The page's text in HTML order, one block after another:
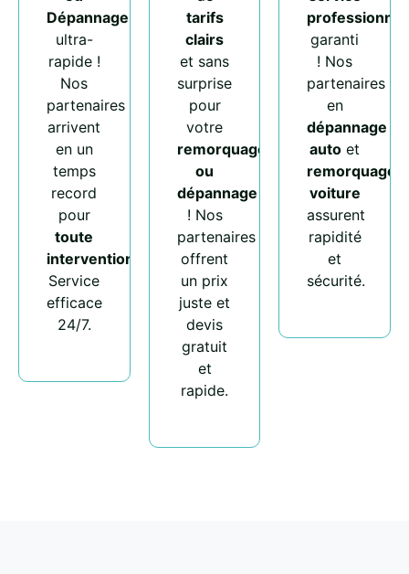
Dépannage
ultra-
rapide !
Nos
partenaires
arrivent
en un
temps
record
pour
toute
intervention
Service
efficace
24/7.
tarifs
clairs
et sans
surprise
pour
votre
remorquage
ou
dépannage
! Nos
partenaires
offrent
un prix
juste et
devis
gratuit
et
rapide.
professionnel
garanti
! Nos
partenaires
en
dépannage
auto et
remorquage
voiture
assurent
rapidité
et
sécurité.